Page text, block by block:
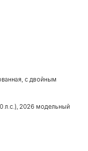
с двойным
л.с.), 2026 модельный